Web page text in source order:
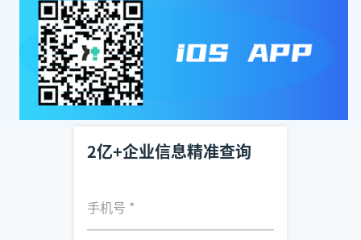
2亿+企业信息精准查询
手机号 *